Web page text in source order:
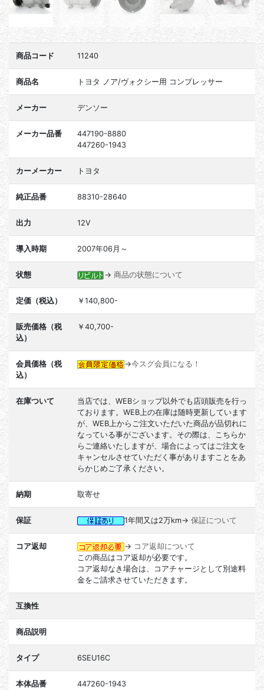
商品コード 11240
商品名 トヨタ ノア/ヴォクシー用 コンプレッサー
メーカー デンソー
メーカー品番
447190-8880
447260-1943
カーメーカー トヨタ
純正品番 88310-28640
出力 12V
導入時期 2007年06月～
状態 → 商品の状態について
定価（税込） ￥140,800-
販売価格（税
込）
￥40,700-
会員価格（税
込）
→今スグ会員になる！
在庫ついて
当店では、WEBショップ以外でも店頭販売を行っ
ております。WEB上の在庫は随時更新しています
が、WEB上からご注文いただいた商品が品切れに
なっている事がございます。その際は、こちらか
らご連絡いたしますが、場合によってはご注文を
キャンセルさせていただく事がありますことをあ
らかじめご了承ください。
納期 取寄せ
保証 1年間又は2万km→ 保証について
コア返却 → コア返却について
この商品はコア返却が必要です。
コア返却なき場合は、コアチャージとして別途料
金をご請求させていただきます。
互換性
商品説明
タイプ 6SEU16C
本体品番 447260-1943